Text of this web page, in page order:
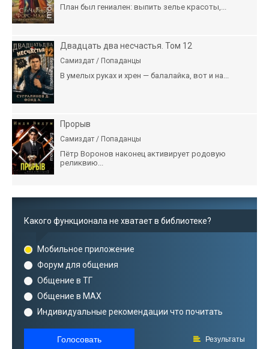
План был гениален: выпить зелье красоты,...
Двадцать два несчастья. Том 12
Самиздат / Попаданцы
В умелых руках и хрен — балалайка, вот и на...
Прорыв
Самиздат / Попаданцы
Пётр Воронов наконец активирует родовую
реликвию...
Какого функционала не хватает в библиотеке?
Мобильное приложение
Форум для общения
Общение в ТГ
Общение в MAX
Индивидуальные рекомендации что почитать
Голосовать Результаты